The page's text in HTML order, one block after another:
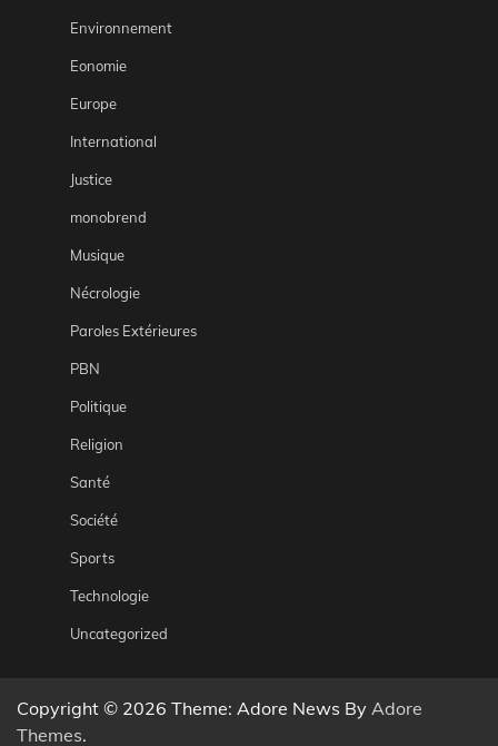
Environnement
Eonomie
Europe
International
Justice
monobrend
Musique
Nécrologie
Paroles Extérieures
PBN
Politique
Religion
Santé
Société
Sports
Technologie
Uncategorized
Copyright © 2026 Theme: Adore News By Adore
Themes.